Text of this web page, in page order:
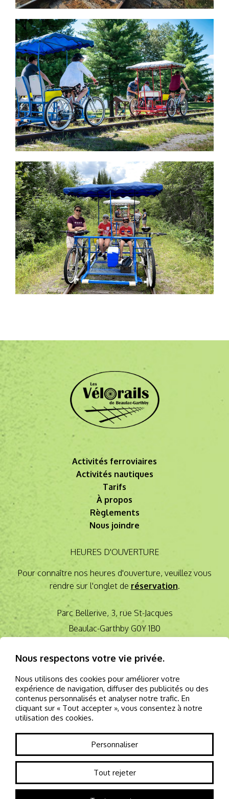
Activités ferroviaires
Activités nautiques
Tarifs
À propos
Règlements
Nous joindre
HEURES D'OUVERTURE
Pour connaître nos heures d'ouverture, veuillez vous
rendre sur l'onglet de réservation.
Parc Bellerive, 3, rue St-Jacques
Beaulac-Garthby G0Y 1B0
418 946-3082
©2024 Tous droits réservés - Les Vélorails de Beaulac-Garthby -
Politiques de confidentialité
Nous respectons votre vie privée.
Nous utilisons des cookies pour améliorer votre
expérience de navigation, diffuser des publicités ou des
contenus personnalisés et analyser notre trafic. En
cliquant sur « Tout accepter », vous consentez à notre
utilisation des cookies.
Personnaliser
Tout rejeter